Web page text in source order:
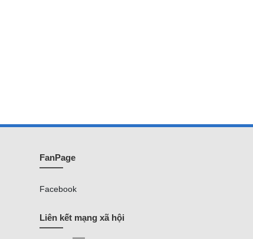
FanPage
Facebook
Liên kết mạng xã hội